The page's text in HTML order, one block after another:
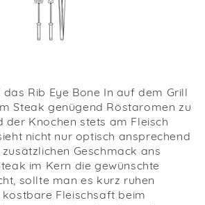
Rib Eye Bone In auf dem Grill
Steak genügend Röstaromen zu
der Knochen stets am Fleisch
nicht nur optisch ansprechend
Geschmack ans
im Kern die gewünschte
sollte man es kurz ruhen
Fleischsaft beim